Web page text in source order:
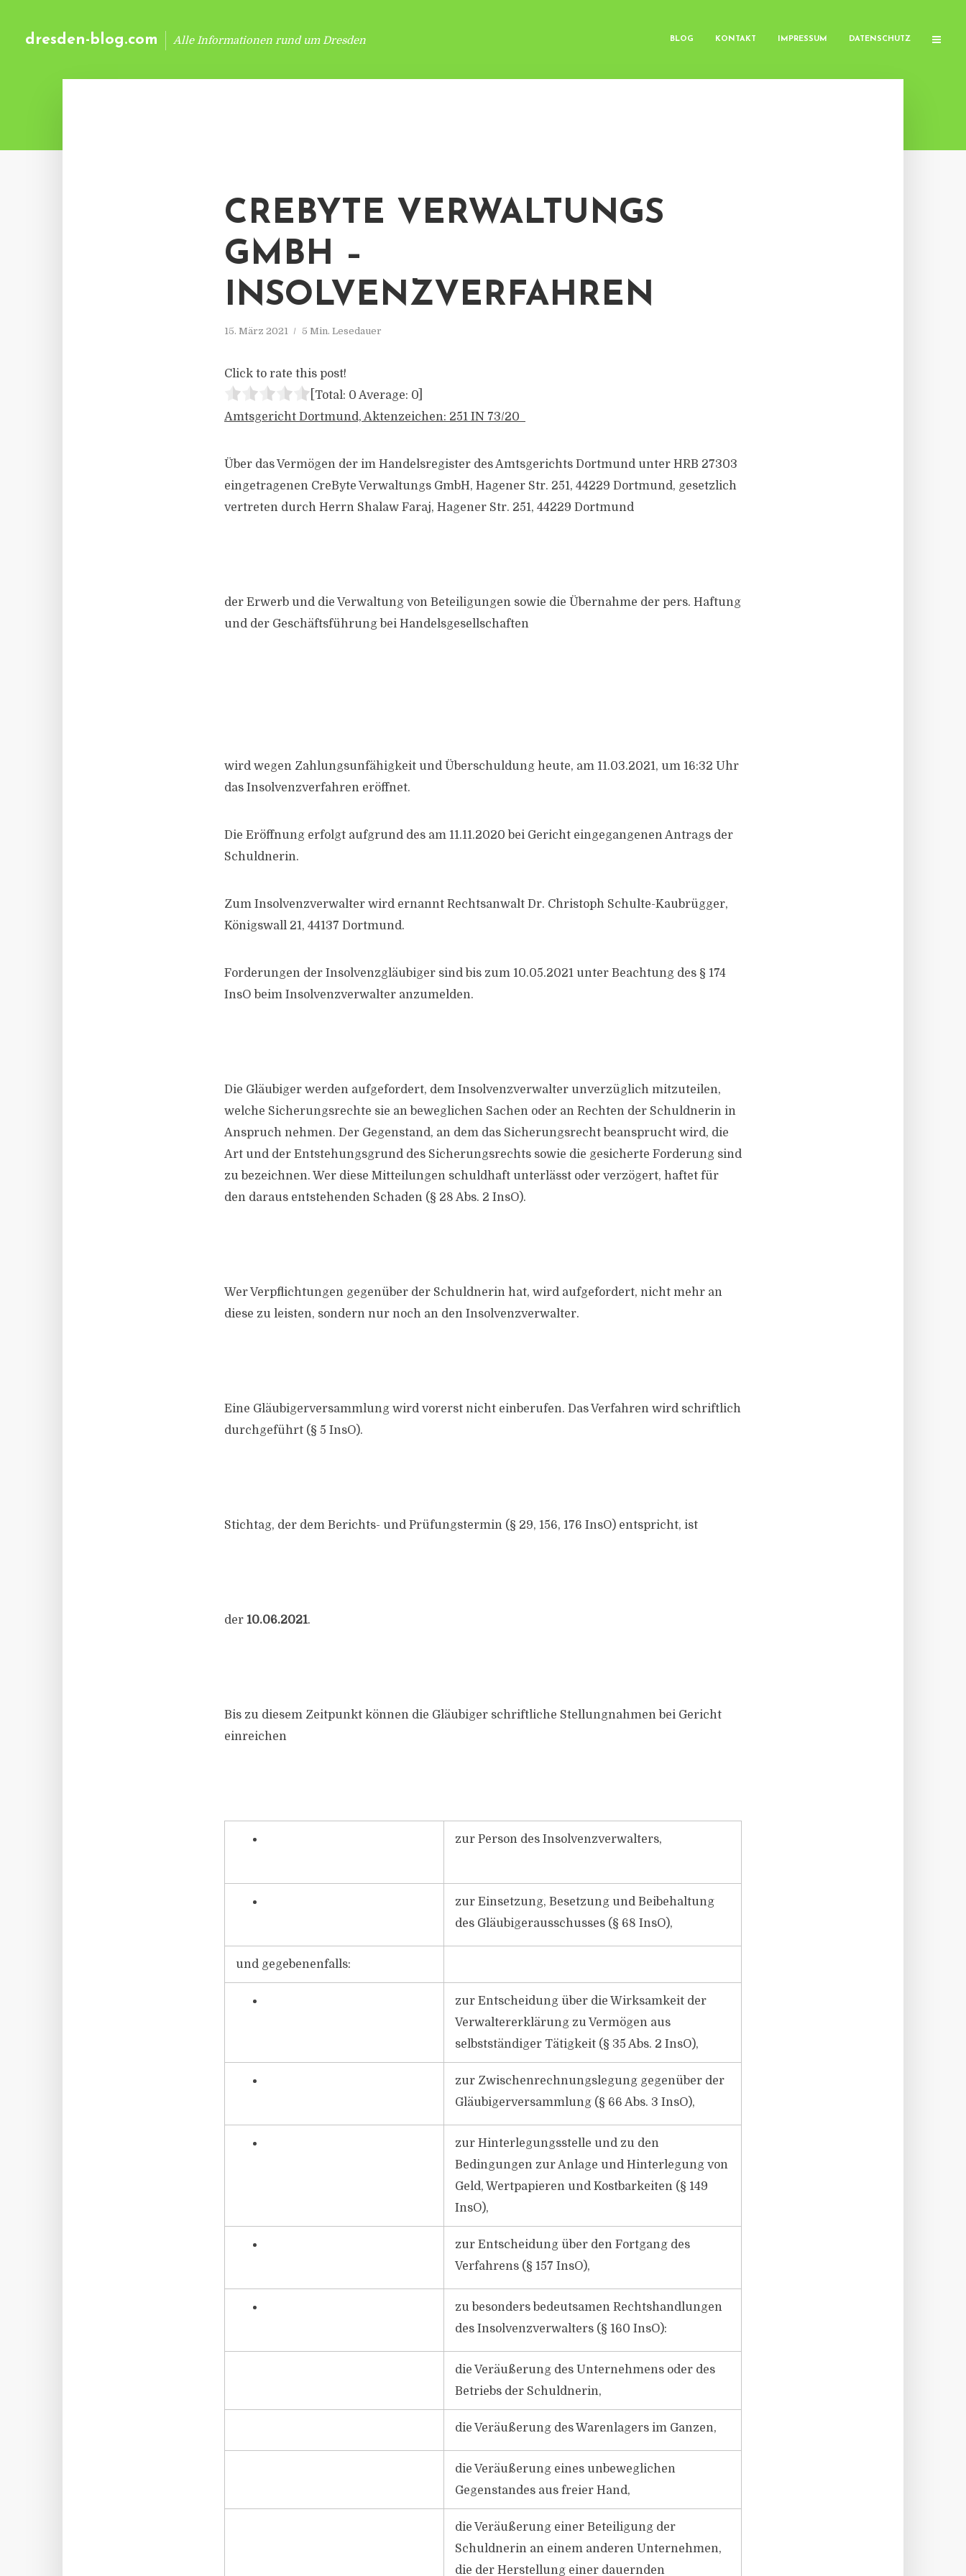
dresden-blog.com Alle Informationen rund um Dresden BLOG KONTAKT IMPRESSUM DATENSCHUTZ
CREBYTE VERWALTUNGS
GMBH –
INSOLVENZVERFAHREN
15. März 2021 5 Min. Lesedauer
Click to rate this post!
[Total: 0 Average: 0
Amtsgericht Dortmund, Aktenzeichen: 251 IN 73/20
Über das Vermögen der im Handelsregister des Amtsgerichts Dortmund unter HRB 27303
eingetragenen CreByte Verwaltungs GmbH, Hagener Str. 251, 44229 Dortmund, gesetzlich
vertreten durch Herrn Shalaw Faraj, Hagener Str. 251, 44229 Dortmund
der Erwerb und die Verwaltung von Beteiligungen sowie die Übernahme der pers. Haftung
und der Geschäftsführung bei Handelsgesellschaften
wird wegen Zahlungsunfähigkeit und Überschuldung heute, am 11.03.2021, um 16:32 Uhr
das Insolvenzverfahren eröffnet.
Die Eröffnung erfolgt aufgrund des am 11.11.2020 bei Gericht eingegangenen Antrags der
Schuldnerin.
Zum Insolvenzverwalter wird ernannt Rechtsanwalt Dr. Christoph Schulte-Kaubrügger,
Königswall 21, 44137 Dortmund.
Forderungen der Insolvenzgläubiger sind bis zum 10.05.2021 unter Beachtung des § 174
InsO beim Insolvenzverwalter anzumelden.
Die Gläubiger werden aufgefordert, dem Insolvenzverwalter unverzüglich mitzuteilen,
welche Sicherungsrechte sie an beweglichen Sachen oder an Rechten der Schuldnerin in
Anspruch nehmen. Der Gegenstand, an dem das Sicherungsrecht beansprucht wird, die
Art und der Entstehungsgrund des Sicherungsrechts sowie die gesicherte Forderung sind
zu bezeichnen. Wer diese Mitteilungen schuldhaft unterlässt oder verzögert, haftet für
den daraus entstehenden Schaden (§ 28 Abs. 2 InsO).
Wer Verpflichtungen gegenüber der Schuldnerin hat, wird aufgefordert, nicht mehr an
diese zu leisten, sondern nur noch an den Insolvenzverwalter.
Eine Gläubigerversammlung wird vorerst nicht einberufen. Das Verfahren wird schriftlich
durchgeführt (§ 5 InsO).
Stichtag, der dem Berichts- und Prüfungstermin (§ 29, 156, 176 InsO) entspricht, ist
der 10.06.2021.
Bis zu diesem Zeitpunkt können die Gläubiger schriftliche Stellungnahmen bei Gericht
einreichen
zur Person des Insolvenzverwalters,
zur Einsetzung, Besetzung und Beibehaltung
des Gläubigerausschusses (§ 68 InsO),
und gegebenenfalls:
zur Entscheidung über die Wirksamkeit der
Verwaltererklärung zu Vermögen aus
selbstständiger Tätigkeit (§ 35 Abs. 2 InsO),
zur Zwischenrechnungslegung gegenüber der
Gläubigerversammlung (§ 66 Abs. 3 InsO),
zur Hinterlegungsstelle und zu den
Bedingungen zur Anlage und Hinterlegung von
Geld, Wertpapieren und Kostbarkeiten (§ 149
InsO),
zur Entscheidung über den Fortgang des
Verfahrens (§ 157 InsO),
zu besonders bedeutsamen Rechtshandlungen
des Insolvenzverwalters (§ 160 InsO):
die Veräußerung des Unternehmens oder des
Betriebs der Schuldnerin,
die Veräußerung des Warenlagers im Ganzen,
die Veräußerung eines unbeweglichen
Gegenstandes aus freier Hand,
die Veräußerung einer Beteiligung der
Schuldnerin an einem anderen Unternehmen,
die der Herstellung einer dauernden